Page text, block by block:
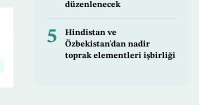
düzenlenecek
5
Hindistan ve
Özbekistan'dan nadir
toprak elementleri işbirliği